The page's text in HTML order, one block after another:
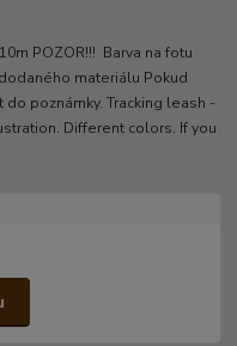
POZOR!!! Barva na fotu
materiálu Pokud
poznámky. Tracking leash -
Different colors. If you